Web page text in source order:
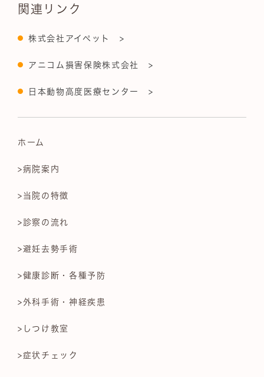
関連リンク
株式会社アイペット >
アニコム損害保険株式会社 >
日本動物高度医療センター >
ホーム
>病院案内
>当院の特徴
>診察の流れ
>避妊去勢手術
>健康診断・各種予防
>外科手術・神経疾患
>しつけ教室
>症状チェック